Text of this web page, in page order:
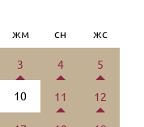
жм сн жс
3 4 5
10 11 12